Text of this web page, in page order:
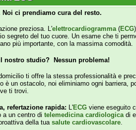
rapida:L'ECGviene eseguito con
ditelemedicina cardiologicadi eccellenza.
della tua
Scegli l' ECG.
nel trattamento delle ferite
lasciando spazio a soluzioni innovative nel
avanzate. Queste non sono semplici garze,
la guarigione e riducono il rischio di